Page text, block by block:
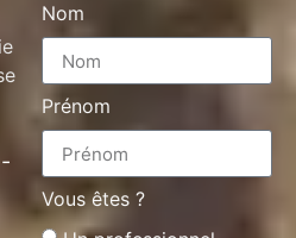
Nom
Prénom
Vous êtes ?